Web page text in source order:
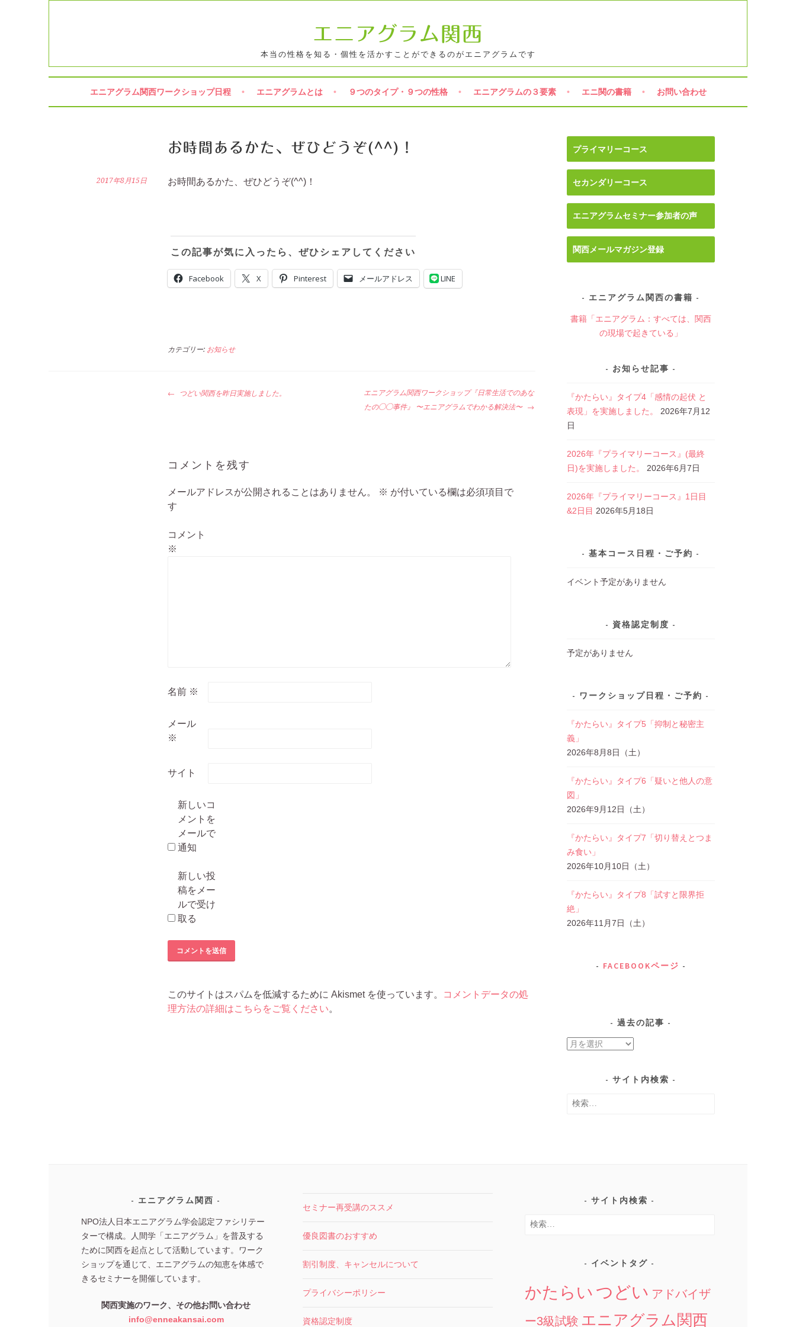
へ
キ
エニアグラム関西
本当の性格を知る・個性を活かすことができるのがエニアグラムです
エニアグラム関西ワークショップ日程 エニアグラムとは ９つのタイプ・９つの性格 エニアグラムの３要素 エニ関の書籍 お問い合わせ
お時間あるかた、ぜひどうぞ(^^)！
2017年8月15日 お時間あるかた、ぜひどうぞ(^^)！
この記事が気に入ったら、ぜひシェアしてください
Facebook X Pinterest メールアドレス LINE
カテゴリー: お知らせ
投
ー
ョ
ン
つどい関西を昨日実施しました。
エニアグラム関西ワークショップ『日常生活でのあな
たの◯◯事件』 〜エニアグラムでわかる解決法〜
コメントを残す
メールアドレスが公開されることはありません。 ※ が付いている欄は必須項目で
す
コメント
※
名前 ※
メール
※
サイト
新しいコ
メントを
メールで
通知
新しい投
稿をメー
ルで受け
取る
このサイトはスパムを低減するために Akismet を使っています。
コメントデータの処
理方法の詳細はこちらをご覧ください。
プライマリーコース
セカンダリーコース
エニアグラムセミナー参加者の声
関西メールマガジン登録
エニアグラム関西の書籍
書籍「エニアグラム：すべては、関西
の現場で起きている」
お知らせ記事
『かたらい』タイプ4「感情の起伏 と
表現」を実施しました。
2026年7月12
日
2026年『プライマリーコース』(最終
日)を実施しました。
2026年6月7日
2026年『プライマリーコース』1日目
&2日目 2026年5月18日
基本コース日程・ご予約
イベント予定がありません
資格認定制度
予定がありません
ワークショップ日程・ご予約
『かたらい』タイプ5「抑制と秘密主
義」
2026年8月8日（土）
『かたらい』タイプ6「疑いと他人の意
図」
2026年9月12日（土）
『かたらい』タイプ7「切り替えとつま
み食い」
2026年10月10日（土）
『かたらい』タイプ8「試すと限界拒
絶」
2026年11月7日（土）
FACEBOOKページ
過去の記事
過
事
サイト内検索
検
エニアグラム関西
NPO法人日本エニアグラム学会認定ファシリテー
ターで構成。人間学「エニアグラム」を普及する
ために関西を起点として活動しています。ワーク
ショップを通じて、エニアグラムの知恵を体感で
きるセミナーを開催しています。
関西実施のワーク、その他お問い合わせ
info@enneakansai.com
セミナー再受講のススメ
優良図書のおすすめ
割引制度、キャンセルについて
プライバシーポリシー
資格認定制度
サイト内検索
検
イベントタグ
かたらい つどい アドバイザ
ー3級試験 エニアグラム関西